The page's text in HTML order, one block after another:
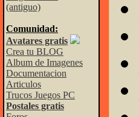
(antiguo)
Comunidad:
Avatares gratis
Crea tu BLOG
Album de Imagenes
Documentacion
Articulos
Trucos Juegos PC
Postales gratis